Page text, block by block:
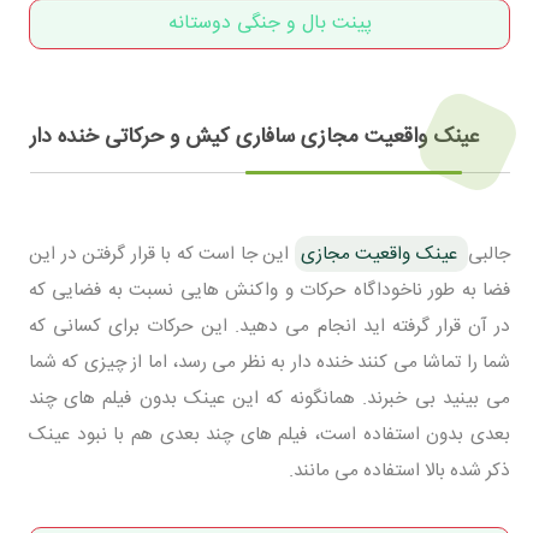
پینت بال و جنگی دوستانه
عینک واقعیت مجازی سافاری کیش و حرکاتی خنده دار
جالبی عینک واقعیت مجازی این جا است که با قرار گرفتن در این
فضا به طور ناخوداگاه حرکات و واکنش هایی نسبت به فضایی که
در آن قرار گرفته اید انجام می دهید. این حرکات برای کسانی که
شما را تماشا می کنند خنده دار به نظر می رسد، اما از چیزی که شما
می بینید بی خبرند. همانگونه که این عینک بدون فیلم های چند
بعدی بدون استفاده است، فیلم های چند بعدی هم با نبود عینک
ذکر شده بالا استفاده می مانند.